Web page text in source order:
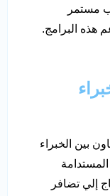
مستمر
هذه البرامج.
بين الخبراء
إلي تضافر